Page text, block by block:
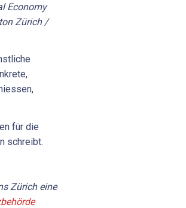
Economy
Zürich /
für die
schreibt.
Zürich eine